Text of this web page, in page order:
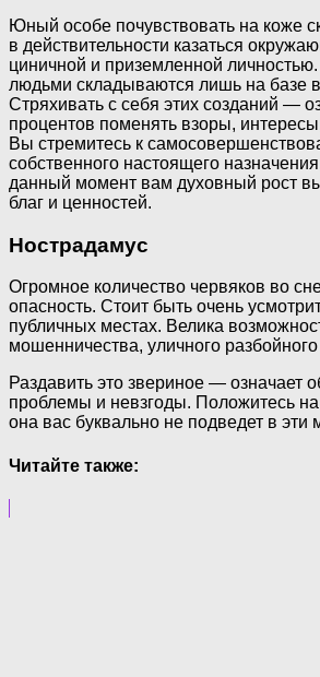
Юный особе почувствовать на коже
в действительности казаться
циничной и приземленной
людьми складываются лишь на базе
Стряхивать с себя этих созданий —
процентов поменять взоры,
Вы стремитесь к
собственного настоящего
данный момент вам духовный рост
благ и ценностей.
Нострадамус
Огромное количество червяков во
опасность. Стоит быть очень
публичных местах. Велика
мошенничества, уличного
Раздавить это звериное — означает
проблемы и невзгоды. Положитесь
она вас буквально не подведет в эти
Читайте также: